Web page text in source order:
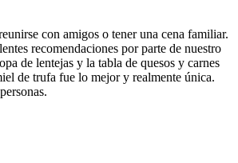
con amigos o tener una cena familiar.
recomendaciones por parte de nuestro
de lentejas y la tabla de quesos y carnes
de trufa fue lo mejor y realmente única.